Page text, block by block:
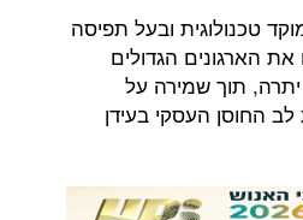
טכנולוגית ובעל תפיסה
הארגונים הגדולים
תוך שמירה על
החוסן העסקי בעידן